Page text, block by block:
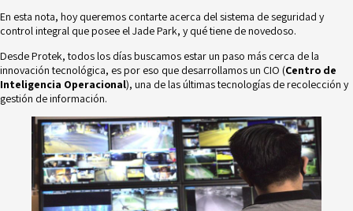
En esta nota, hoy queremos contarte acerca del sistema de seguridad y
control integral que posee el Jade Park, y qué tiene de novedoso.
DesdeProtek, todos los días buscamos estar un paso más cerca de la
innovación tecnológica, es por eso que desarrollamos un CIO (Centro de
Inteligencia Operacional), una de las últimas tecnologías de recolección y
gestión de información.